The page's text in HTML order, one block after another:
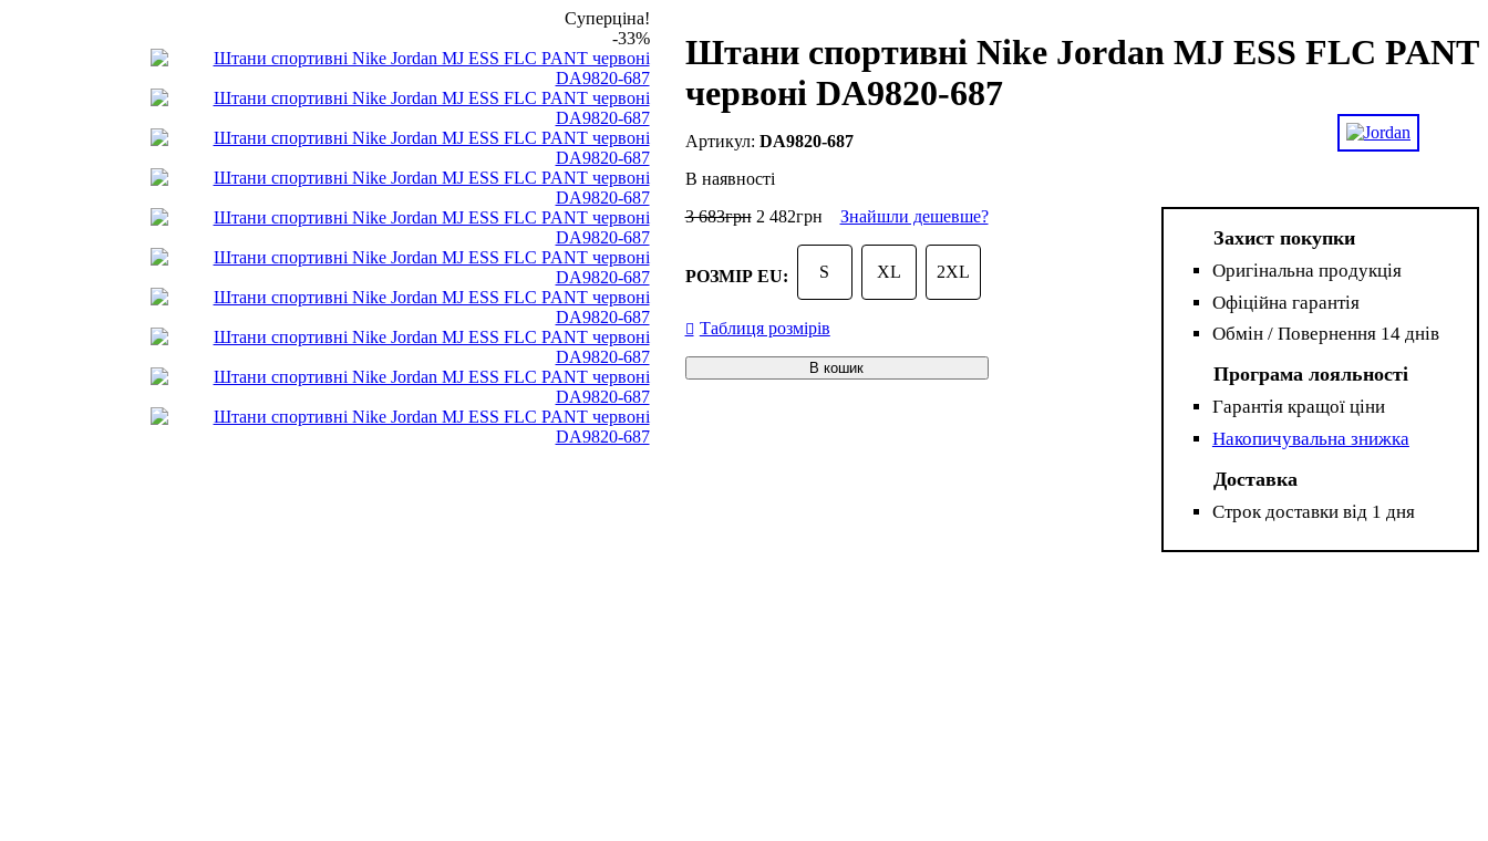
Суперціна!
-33%
Штани спортивні Nike Jordan MJ ESS FLC PANT
червоні DA9820-687
DA9820-687
В наявності
3 683грн 2 482грн Знайшли дешевше?
РОЗМІР EU: S XL 2XL
Таблиця розмірів
В кошик
Захист покупки
Оригінальна продукція
Офіційна гарантія
Обмін / Повернення 14 днів
Програма лояльності
Гарантія кращої ціни
Накопичувальна знижка
Доставка
Строк доставки від 1 дня